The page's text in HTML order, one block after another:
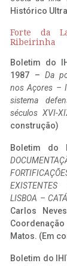
Histórico
Forte da
Ribeirinha
Boletim do
1987 – Da
nos Açores –
sistema
séculos XVI-
construção)
Boletim do
LISBOA –
Carlos
Matos. (Em
Boletim do